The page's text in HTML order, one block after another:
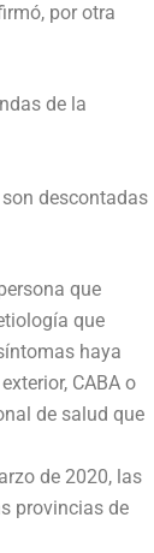
por otra
de la
descontadas
que
que
haya
CABA o
de salud que
de 2020, las
provincias de